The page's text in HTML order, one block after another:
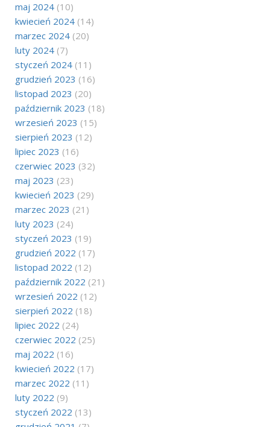
maj 2024 (10)
kwiecień 2024 (14)
marzec 2024 (20)
luty 2024 (7)
styczeń 2024 (11)
grudzień 2023 (16)
listopad 2023 (20)
październik 2023 (18)
wrzesień 2023 (15)
sierpień 2023 (12)
lipiec 2023 (16)
czerwiec 2023 (32)
maj 2023 (23)
kwiecień 2023 (29)
marzec 2023 (21)
luty 2023 (24)
styczeń 2023 (19)
grudzień 2022 (17)
listopad 2022 (12)
październik 2022 (21)
wrzesień 2022 (12)
sierpień 2022 (18)
lipiec 2022 (24)
czerwiec 2022 (25)
maj 2022 (16)
kwiecień 2022 (17)
marzec 2022 (11)
luty 2022 (9)
styczeń 2022 (13)